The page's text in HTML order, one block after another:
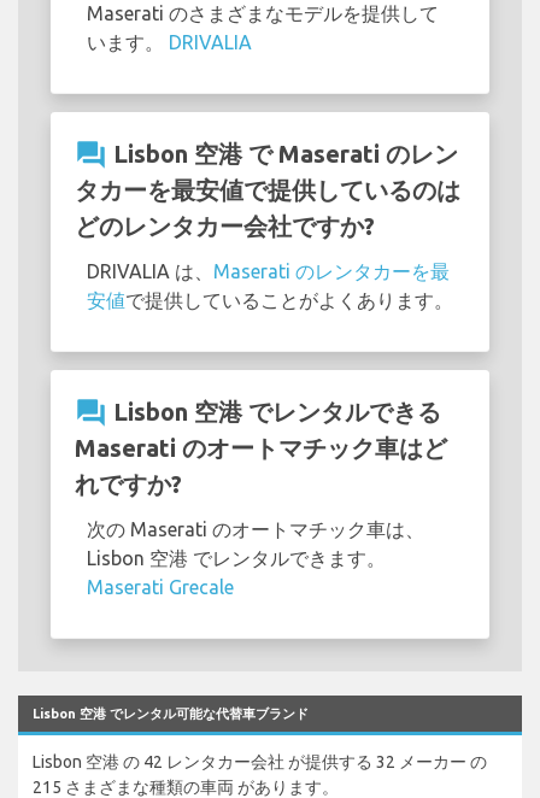
Maserati のさまざまなモデルを提供して
います。 DRIVALIA
question_answer Lisbon 空港 で Maserati のレン
タカーを最安値で提供しているのは
どのレンタカー会社ですか?
DRIVALIA は、 Maserati のレンタカーを最
安値で提供していることがよくあります。
question_answer Lisbon 空港 でレンタルできる
Maserati のオートマチック車はど
れですか?
次の Maserati のオートマチック車は、
Lisbon 空港 でレンタルできます。
Maserati Grecale
Lisbon 空港 でレンタル可能な代替車ブランド
Lisbon 空港 の 42 レンタカー会社 が提供する 32 メーカー の
215 さまざまな種類の車両 があります。